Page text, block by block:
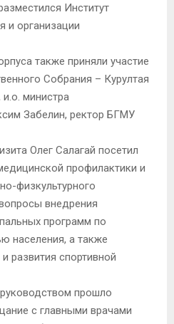
Институт
и организации
также приняли участие
Собрания – Курултая
министра
Забелин, ректор БГМУ
Олег Салагай посетил
профилактики и
физкультурного
внедрения
программ по
населения, а также
развития спортивной
прошло
с главными врачами